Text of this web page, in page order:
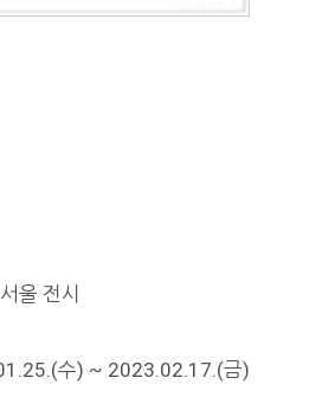
울 전시
수) ~ 2023.02.17.(금)